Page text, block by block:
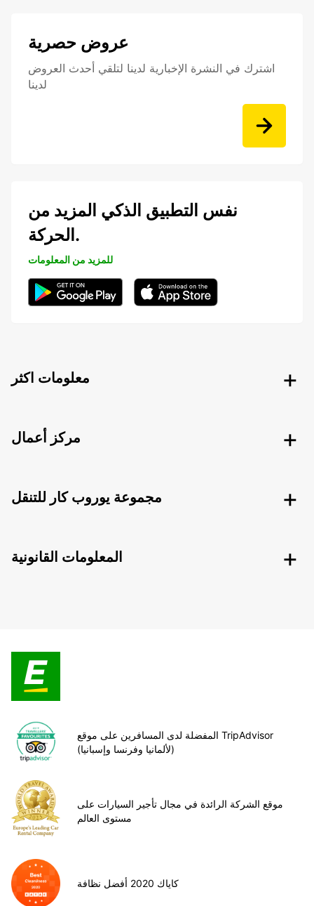
عروض حصرية
اشترك في النشرة الإخبارية لدينا لتلقي أحدث العروض
لدينا
نفس التطبيق الذكي المزيد من
الحركة.
للمزيد من المعلومات
معلومات اكثر
مركز أعمال
مجموعة يوروب كار للتنقل
المعلومات القانونية
المفضلة لدى المسافرين على موقع TripAdvisor
(لألمانيا وفرنسا وإسبانيا)
موقع الشركة الرائدة في مجال تأجير السيارات على
مستوى العالم
كاياك 2020 أفضل نظافة